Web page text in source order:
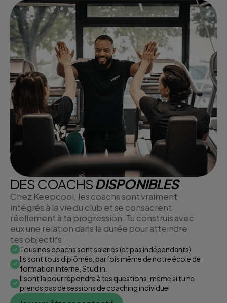
DES COACHSDISPONIBLES
Chez Keepcool, les coachs sont vraiment
intégrés à la vie du club et se consacrent
réellement à ta progression. Tu construis avec
eux une relation dans la durée pour atteindre
tes objectifs
Tous nos coachs sont salariés (et pas indépendants)
Ils sont tous diplômés, parfois même de notre école de
formation interne, Stud'in.
Il sont là pour répondre à tes questions, même si tu ne
prends pas de sessions de coaching individuel